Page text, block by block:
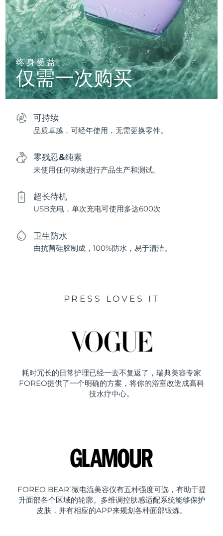
终身受益
仅需一次购买
可持续
品质卓越，可经年使用，无需更换零件。
零残忍&纯素
未使用任何动物进行产品生产和测试。
超长待机
USB充电，单次充电可使用多达600次
卫生防水
由抗菌硅胶制成，100%防水，易于清洁。
PRESS LOVES IT
耗时冗长的日常护理已经一去不复返了，瑞典美容专家
FOREO提供了一个明确的方案，将你的浴室改造成高科
技水疗中心。
FOREO BEAR ™ 微电流美容仪有五种强度可选，有助于提
升面部各个区域的轮廓。多维调控肤感适配系统能够保护
皮肤，并有相应的APP来规划各种面部锻炼。